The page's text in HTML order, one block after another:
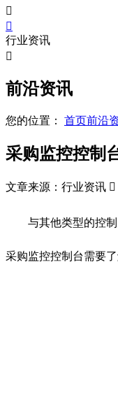


行业资讯

前沿资讯
您的位置： 首页前沿
采购监控控制
文章来源：行业资讯 
与其他类型的控制
采购监控控制台需要了